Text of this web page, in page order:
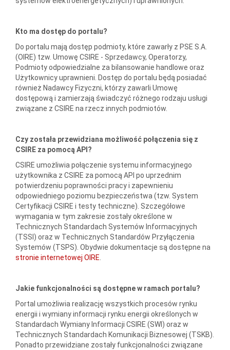
Kto ma dostęp do portalu?
Do portalu mają dostęp podmioty, które zawarły z PSE S.A.
(OIRE) tzw. Umowę CSIRE - Sprzedawcy, Operatorzy,
Podmioty odpowiedzialne za bilansowanie handlowe oraz
Użytkownicy uprawnieni. Dostęp do portalu będą posiadać
również Nadawcy Fizyczni, którzy zawarli Umowę
dostępową i zamierzają świadczyć różnego rodzaju usługi
związane z CSIRE na rzecz innych podmiotów.
Czy została przewidziana możliwość połączenia się z
CSIRE za pomocą API?
CSIRE umożliwia połączenie systemu informacyjnego
użytkownika z CSIRE za pomocą API po uprzednim
potwierdzeniu poprawności pracy i zapewnieniu
odpowiedniego poziomu bezpieczeństwa (tzw. System
Certyfikacji CSIRE i testy techniczne). Szczegółowe
wymagania w tym zakresie zostały określone w
Technicznych Standardach Systemów Informacyjnych
(TSSI) oraz w Technicznych Standardów Przyłączenia
Systemów (TSPS). Obydwie dokumentacje są dostępne na
stronie internetowej OIRE
Jakie funkcjonalności są dostępne w ramach portalu?
Portal umożliwia realizację wszystkich procesów rynku
energii i wymiany informacji rynku energii określonych w
Standardach Wymiany Informacji CSIRE (SWI) oraz w
Technicznych Standardach Komunikacji Biznesowej (TSKB).
Ponadto przewidziane zostały funkcjonalności związane